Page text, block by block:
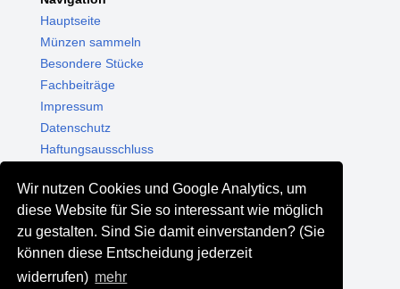
Wir nutzen Cookies und Google Analytics, um
diese Website für Sie so interessant wie möglich
zu gestalten. Sind Sie damit einverstanden? (Sie
können diese Entscheidung jederzeit
widerrufen) mehr
Hauptseite
Münzen sammeln
Besondere Stücke
Fachbeiträge
Impressum
Datenschutz
Haftungsausschluss
Shop - Online kaufen
Münzgalerie München
MGM Schmuck
MGM Pfand